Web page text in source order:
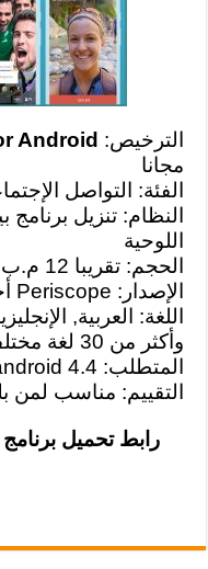
الترخيص: Android
مجانا
الفئة: التواصل
النظام: تنزيل برنامج
اللوحية
الحجم: تقريبا 12 م.ب
الإصدار: Periscope أخر إصدار 2019
اللغة: العربية,
وأكثر من 30 لغة مختلفة
المتطلب: android 4.4 والأحدث
التقييم: مناسب لمن بلغ 12 عاما فما
رابط تحميل برنامج Periscope للاندرويد 2019